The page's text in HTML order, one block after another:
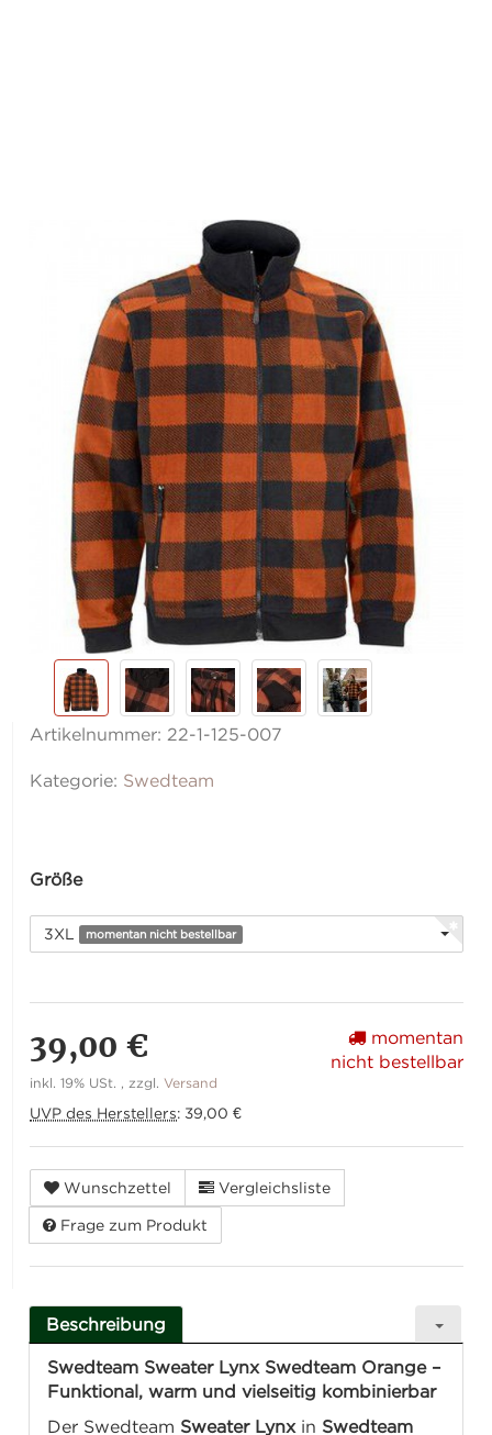
Artikelnummer: 22-1-125-007
Kategorie: Swedteam
Größe
3XL momentan nicht bestellbar
39,00 €
inkl. 19% USt. , zzgl.Versand
UVP des Herstellers: 39,00 €
momentan
nicht bestellbar
Wunschzettel Vergleichsliste
Frage zum Produkt
Beschreibung
Swedteam Sweater Lynx Swedteam Orange –
Funktional, warm und vielseitig kombinierbar
Der Swedteam Sweater Lynxin Swedteam